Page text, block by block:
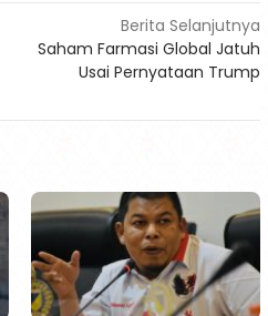
Berita Selanjutnya
Saham Farmasi Global Jatuh
Usai Pernyataan Trump